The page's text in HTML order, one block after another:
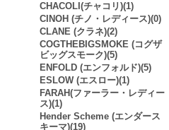
CHACOLI(チャコリ)(1)
CINOH (チノ・レディース)(0)
CLANE (クラネ)(2)
COGTHEBIGSMOKE (コグザ
ビッグスモーク)(5)
ENFOLD (エンフォルド)(5)
ESLOW (エスロー)(1)
FARAH(ファーラー・レディー
ス)(1)
Hender Scheme (エンダース
キーマ)(19)